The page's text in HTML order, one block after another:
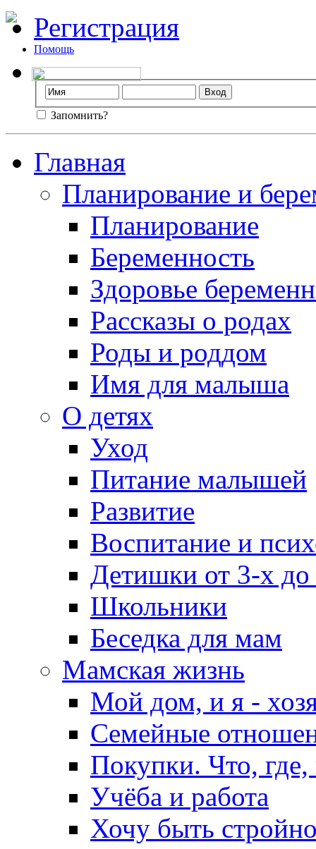
Регистрация
Помощь
Запомнить?
Главная
Планирование и
Планирование
Беременность
Здоровье
Рассказы о родах
Роды и роддом
Имя для малыша
О детях
Уход
Питание малышей
Развитие
Воспитание и
Детишки от 3-х
Школьники
Беседка для мам
Мамская жизнь
Мой дом, и я -
Семейные
Покупки. Что, где,
Учёба и работа
Хочу быть